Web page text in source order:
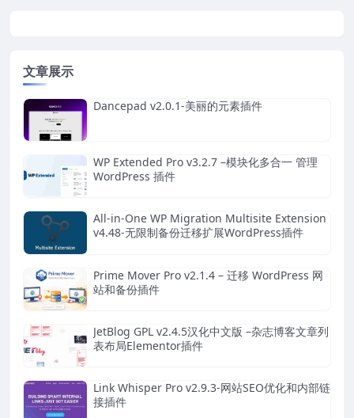
文章展示
Dancepad v2.0.1-美丽的元素插件
WP Extended Pro v3.2.7 –模块化多合一 管理
WordPress 插件
All-in-One WP Migration Multisite Extension
v4.48-无限制备份迁移扩展WordPress插件
Prime Mover Pro v2.1.4 – 迁移 WordPress 网
站和备份插件
JetBlog GPL v2.4.5汉化中文版 –杂志博客文章列
表布局Elementor插件
Link Whisper Pro v2.9.3-网站SEO优化和内部链
接插件